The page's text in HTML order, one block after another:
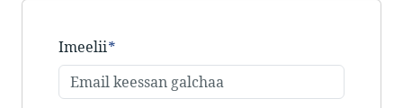
Imeelii*